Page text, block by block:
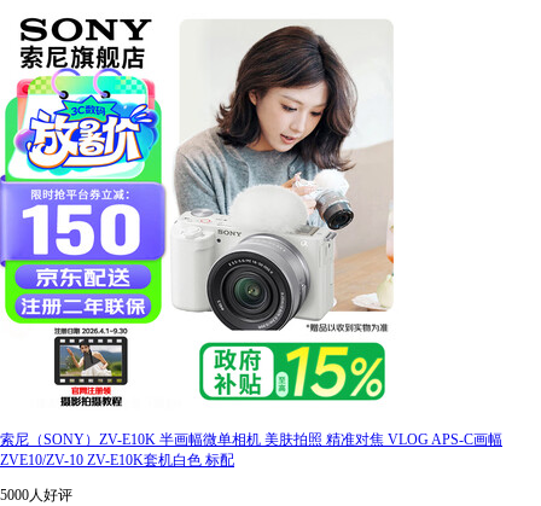
索尼（SONY）ZV-E10K 半画幅微单相机 美肤拍照 精准对焦 VLOG APS-C画幅
ZVE10/ZV-10 ZV-E10K套机白色 标配
5000人好评